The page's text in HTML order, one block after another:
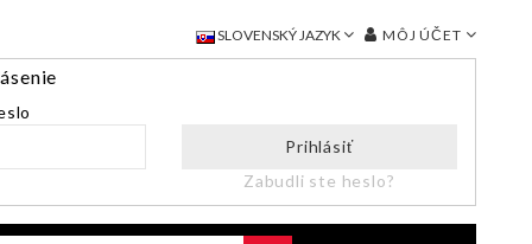
MÔJ ÚČET
SLOVENSKÝ JAZYK
Prihlásiť
Zabudli ste heslo?